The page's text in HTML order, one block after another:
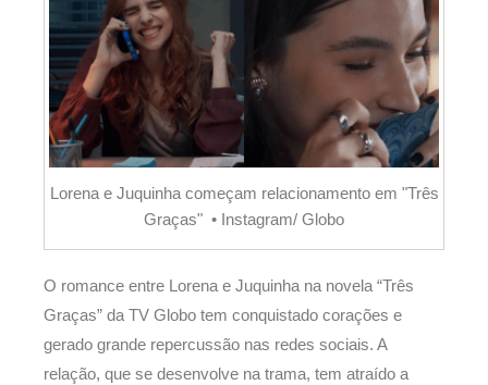
Lorena e Juquinha começam relacionamento em "Três
Graças" • Instagram/ Globo
O romance entre Lorena e Juquinha na novela “Três
Graças” da TV Globo tem conquistado corações e
gerado grande repercussão nas redes sociais. A
relação, que se desenvolve na trama, tem atraído a